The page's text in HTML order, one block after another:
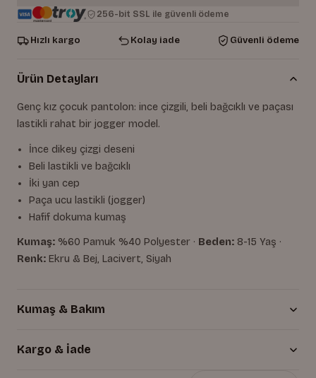
256-bit SSL ile güvenli ödeme
Hızlı kargo Kolay iade Güvenli ödeme
Ürün Detayları
Genç kız çocuk pantolon: ince çizgili, beli bağcıklı ve paçası
lastikli rahat bir jogger model.
İnce dikey çizgi deseni
Beli lastikli ve bağcıklı
İki yan cep
Paça ucu lastikli (jogger)
Hafif dokuma kumaş
Kumaş: %60 Pamuk %40 Polyester · Beden: 8-15 Yaş ·
Renk: Ekru & Bej, Lacivert, Siyah
Kumaş & Bakım
Kargo & İade